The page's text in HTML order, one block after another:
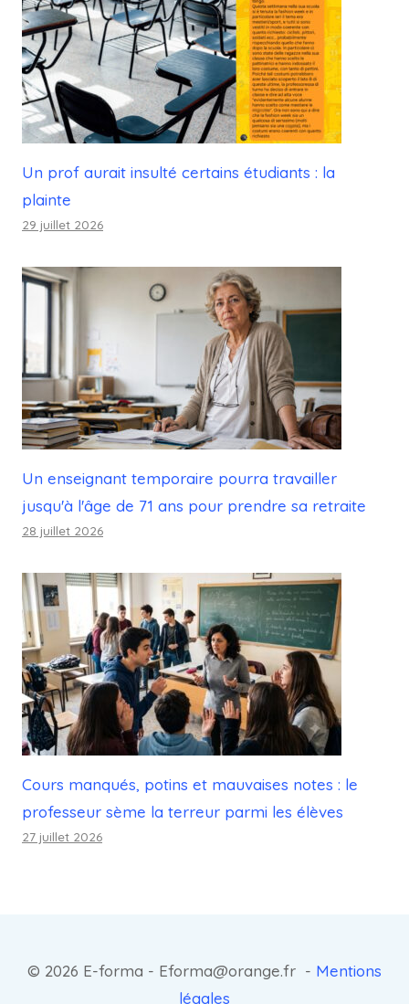
Un prof aurait insulté certains étudiants : la
plainte
29 juillet 2026
Un enseignant temporaire pourra travailler
jusqu'à l'âge de 71 ans pour prendre sa retraite
28 juillet 2026
Cours manqués, potins et mauvaises notes : le
professeur sème la terreur parmi les élèves
27 juillet 2026
© 2026 E-forma - Eforma@orange.fr - Mentions
légales